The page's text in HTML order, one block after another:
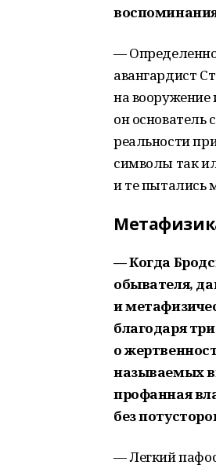
—
авангардист
на вооружение
он основатель
реальности
символы так
и те пытались
— Когда
обывателя,
и
благодаря
о
называемых
профанная
без
— Легкий